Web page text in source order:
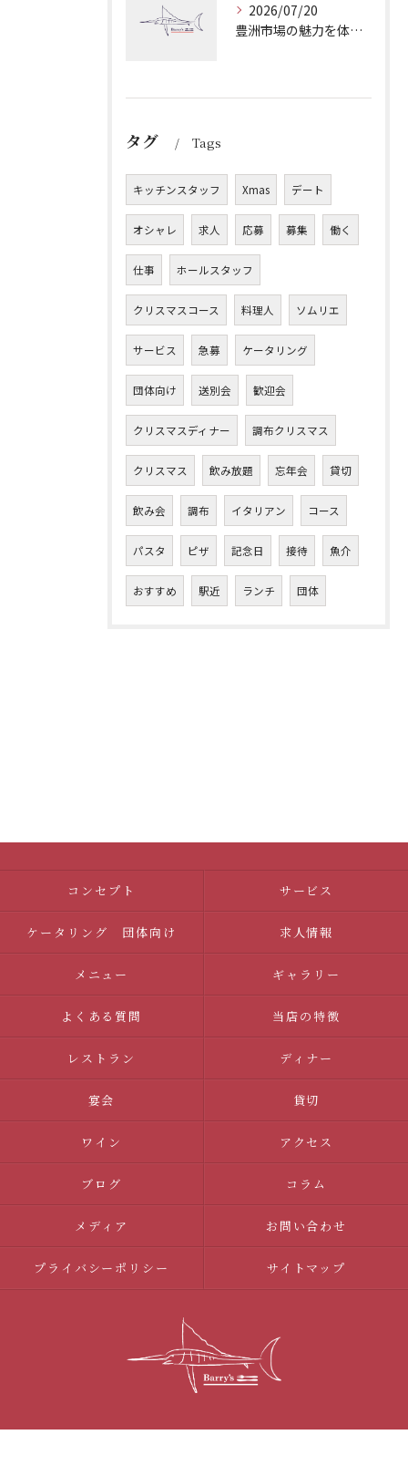
2026/07/20
豊洲市場の魅力を体感できる魚介とジビエとワインの極上マリアージュ完全ガイド
タグ Tags
キッチンスタッフ Xmas デート
オシャレ 求人 応募 募集 働く
仕事 ホールスタッフ
クリスマスコース 料理人 ソムリエ
サービス 急募 ケータリング
団体向け 送別会 歓迎会
クリスマスディナー 調布クリスマス
クリスマス 飲み放題 忘年会 貸切
飲み会 調布 イタリアン コース
パスタ ピザ 記念日 接待 魚介
おすすめ 駅近 ランチ 団体
コンセプト サービス
ケータリング 団体向け 求人情報
メニュー ギャラリー
よくある質問 当店の特徴
レストラン ディナー
宴会 貸切
ワイン アクセス
ブログ コラム
メディア お問い合わせ
プライバシーポリシー サイトマップ